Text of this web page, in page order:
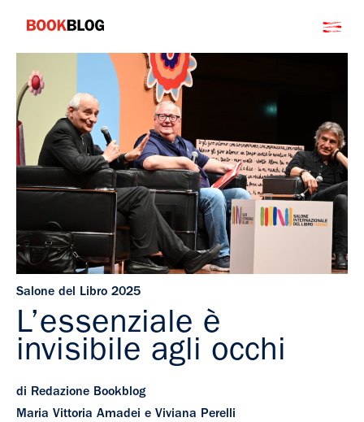
contenuto
Bookblog
Salone del Libro 2025
L’essenziale è
invisibile agli occhi
di Redazione Bookblog
Maria Vittoria Amadei e Viviana Perelli